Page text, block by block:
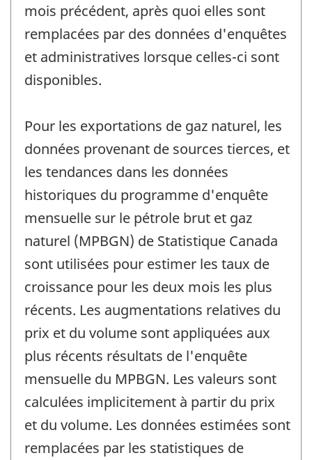
mois précédent, après quoi elles sont
remplacées par des données d'enquêtes
et administratives lorsque celles-ci sont
disponibles.
Pour les exportations de gaz naturel, les
données provenant de sources tierces, et
les tendances dans les données
historiques du programme d'enquête
mensuelle sur le pétrole brut et gaz
naturel (MPBGN) de Statistique Canada
sont utilisées pour estimer les taux de
croissance pour les deux mois les plus
récents. Les augmentations relatives du
prix et du volume sont appliquées aux
plus récents résultats de l'enquête
mensuelle du MPBGN. Les valeurs sont
calculées implicitement à partir du prix
et du volume. Les données estimées sont
remplacées par les statistiques de